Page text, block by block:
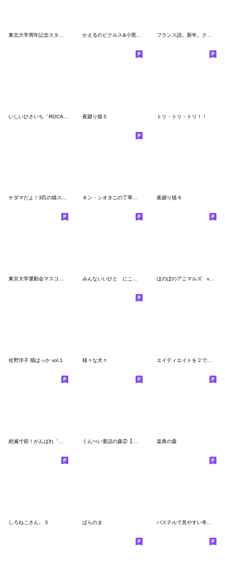
東北大学周年記念スタンプ かえるのピクルス&小黑熊Wawaちゃん フランス語。新年。クリスマス。
夜廻り猫５ トリ・トリ・トリ！！
夜廻り猫 6
東京大学運動会マスコット「イチ公」 みんないいひと にこまるスタンプ２ ほのぼのアニマルズ vol.11
佐野洋子 猫ばっか vol.1 様々な犬々 エイティエイトを２でわって
楽典の森
しろねこさん。３ ぱらのま パステルで見やすい冬のすやはむスタンプ